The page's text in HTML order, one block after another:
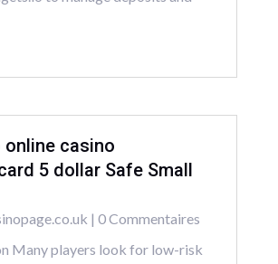
online casino
5 dollar Safe Small
| 0 Commentaires
Many players look for low-risk